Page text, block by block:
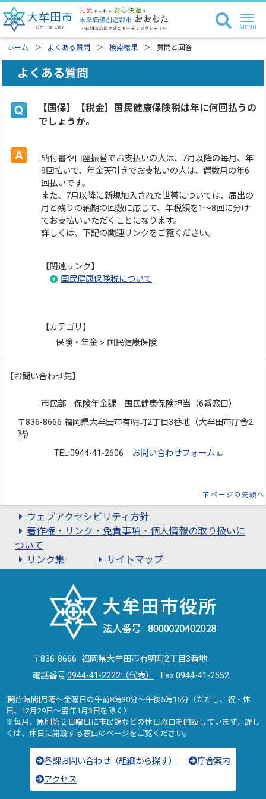
ホーム よくある質問 検索結果 質問と回答
よくある質問
【国保】【税金】国民健康保険税は年に何回払うの
でしょうか。
納付書や口座振替でお支払いの人は、7月以降の毎月、年
9回払いで、年金天引きでお支払いの人は、偶数月の年6
回払いです。
また、7月以降に新規加入された世帯については、届出の
月と残りの納期の回数に応じて、年税額を1～8回に分け
てお支払いいただくことになります。
詳しくは、下記の関連リンクをご覧ください。
【関連リンク】
国民健康保険税について
【カテゴリ】
保険・年金 > 国民健康保険
【お問い合わせ先】
市民部 保険年金課 国民健康保険担当（6番窓口）
〒836-8666 福岡県大牟田市有明町2丁目3番地（大牟田市庁舎2
階）
TEL:0944-41-2606
お問い合わせフォーム
ページの先頭へ
ウェブアクセシビリティ方針
著作権・リンク・免責事項・個人情報の取り扱いに
ついて
リンク集
サイトマップ
〒836-8666 福岡県大牟田市有明町2丁目3番地
電話番号:0944-41-2222（代表） Fax:0944-41-2552
[開庁時間]月曜～金曜日の午前8時30分～午後5時15分（ただし、祝・休
日、12月29日～翌年1月3日を除く）
※毎月、原則第２日曜日に市民課などの休日窓口を開設しています。詳し
くは、 休日に開設する窓口のページをご覧ください。
各課お問い合わせ（組織から探す）
庁舎案内
アクセス